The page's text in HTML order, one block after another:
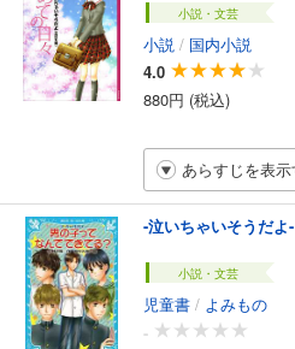
小説・文芸
小説 / 国内小説
4.0
880円 (税込)
あらすじを表示
-泣いちゃいそうだ
小説・文芸
児童書 / よみもの
-